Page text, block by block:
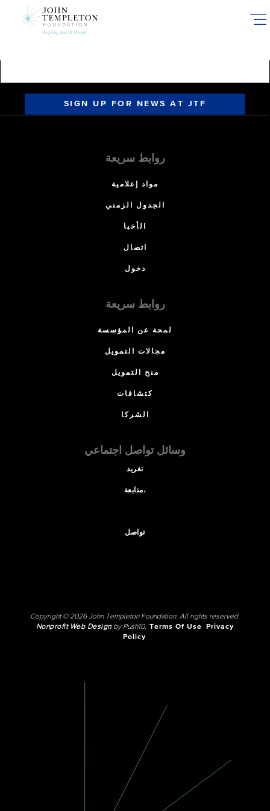
SIGN UP FOR NEWS AT JTF
روابط سريعة
مواد إعلامية
الجدول الزمني
الأخبا
اتصال
دخول
روابط سريعة
لمحة عن المؤسسة
مجالات التمويل
منح التمويل
كتشافات
الشركا
وسائل تواصل اجتماعي
تغريد
متابعة،
تواصل
Copyright © 2026 John Templeton Foundation. All rights reserved.
Nonprofit Web Designby Push10. Terms Of Use
Privacy
Policy